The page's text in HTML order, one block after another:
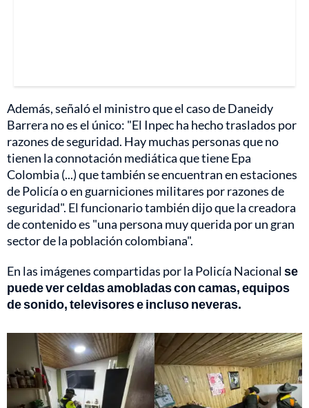
Además, señaló el ministro que el caso de Daneidy
Barrera no es el único: "El Inpec ha hecho traslados por
razones de seguridad. Hay muchas personas que no
tienen la connotación mediática que tiene Epa
Colombia (...) que también se encuentran en estaciones
de Policía o en guarniciones militares por razones de
seguridad". El funcionario también dijo que la creadora
de contenido es "una persona muy querida por un gran
sector de la población colombiana".
En las imágenes compartidas por la Policía Nacionalse
puede ver celdas amobladas con camas, equipos
de sonido, televisores e incluso neveras.